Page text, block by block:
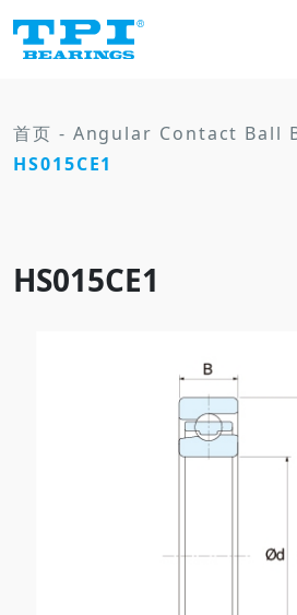
首页 - Angular Contact Ball
HS015CE1
HS015CE1